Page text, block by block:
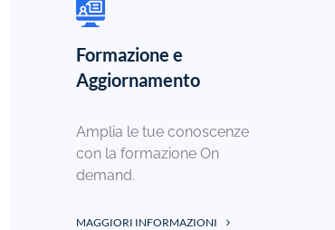
Formazione e
Aggiornamento
Amplia le tue conoscenze
con la formazione On
demand.
MAGGIORI INFORMAZIONI